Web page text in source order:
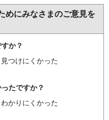
めにみなさまのご意見を
か？
つけにくかった
たですか？
かりにくかった